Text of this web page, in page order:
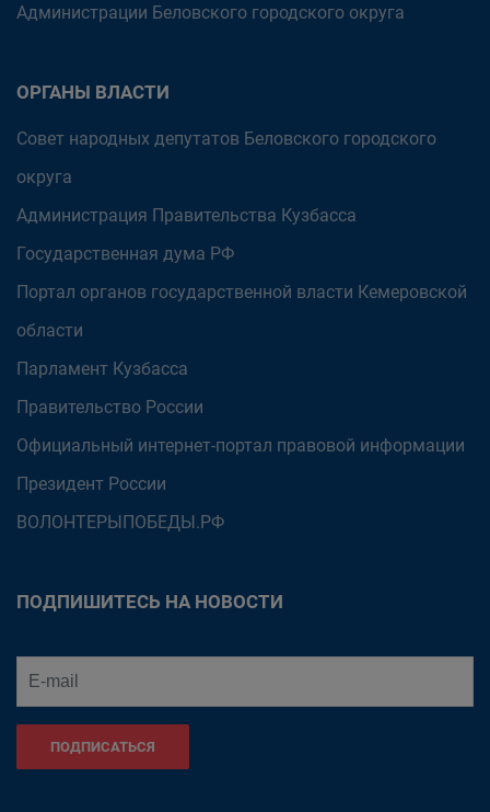
Администрации Беловского городского округа
ОРГАНЫ ВЛАСТИ
Совет народных депутатов Беловского городского
округа
Администрация Правительства Кузбасса
Государственная дума РФ
Портал органов государственной власти Кемеровской
области
Парламент Кузбасса
Правительство России
Официальный интернет-портал правовой информации
Президент России
ВОЛОНТЕРЫПОБЕДЫ.РФ
ПОДПИШИТЕСЬ НА НОВОСТИ
ПОДПИСАТЬСЯ